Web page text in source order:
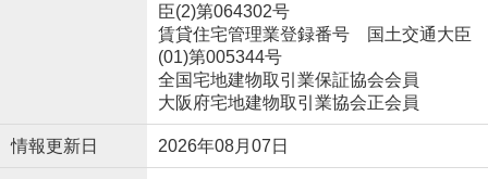
臣(2)第064302号
賃貸住宅管理業登録番号 国土交通大臣
(01)第005344号
全国宅地建物取引業保証協会会員
大阪府宅地建物取引業協会正会員
情報更新日 2026年08月07日